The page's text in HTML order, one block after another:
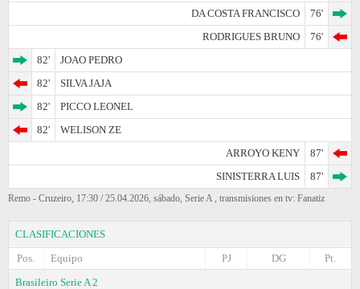
DA COSTA FRANCISCO
76'
RODRIGUES BRUNO
76'
82'
JOAO PEDRO
82'
SILVA JAJA
82'
PICCO LEONEL
82'
WELISON ZE
ARROYO KENY
87'
SINISTERRA LUIS
87'
Remo - Cruzeiro, 17:30 / 25.04.2026, sábado, Serie A , transmisiones en tv: Fanatiz
CLASIFICACIONES
Pos.
Equipo Pt.
DG
PJ
Brasileiro Serie A 2